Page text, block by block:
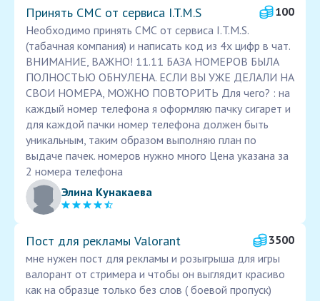
Принять СМС от сервиса I.T.M.S
100
Необходимо принять СМС от сервиса I.T.M.S.
(табачная компания) и написать код из 4х цифр в чат.
ВНИМАНИЕ, ВАЖНО! 11.11 БАЗА НОМЕРОВ БЫЛА
ПОЛНОСТЬЮ ОБНУЛЕНА. ЕСЛИ ВЫ УЖЕ ДЕЛАЛИ НА
СВОИ НОМЕРА, МОЖНО ПОВТОРИТЬ Для чего? : на
каждый номер телефона я оформляю пачку сигарет и
для каждой пачки номер телефона должен быть
уникальным, таким образом выполняю план по
выдаче пачек. номеров нужно много Цена указана за
2 номера телефона
Элина Кунакаева
Пост для рекламы Valorant
3500
мне нужен пост для рекламы и розыгрыша для игры
валорант от стримера и чтобы он выглядит красиво
как на образце только без слов ( боевой пропуск)